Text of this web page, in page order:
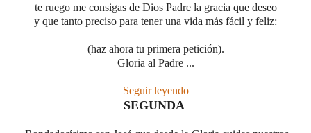
te ruego me consigas de Dios Padre la gracia que deseo
y que tanto preciso para tener una vida más fácil y feliz:
(haz ahora tu primera petición).
Gloria al Padre ...
Seguir leyendo
SEGUNDA